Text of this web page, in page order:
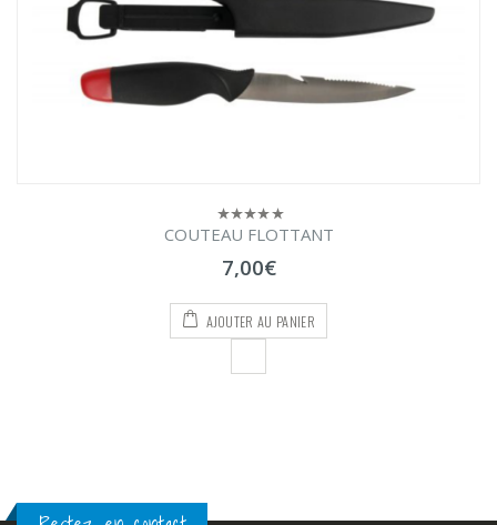
0
COUTEAU FLOTTANT
7,00€
AJOUTER AU PANIER